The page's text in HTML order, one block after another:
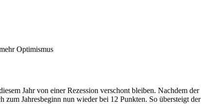
Optimismus
Jahr von einer Rezession verschont bleiben. Nachdem
zum Jahresbeginn nun wieder bei 12 Punkten. So übersteigt